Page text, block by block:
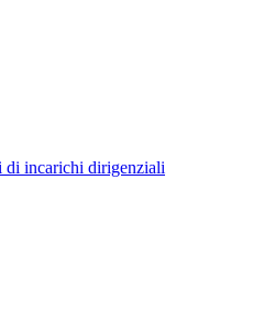
di incarichi dirigenziali